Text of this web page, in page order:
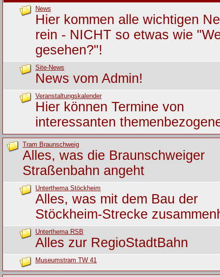
News
Hier kommen alle wichtigen
rein - NICHT so etwas wie
gesehen?"!
Site-News
News vom Admin!
Veranstaltungskalender
Hier können Termine von
interessanten
Tram Braunschweig
Alles, was die Braunschweiger
Straßenbahn angeht
Unterthema Stöckheim
Alles, was mit dem Bau der
Stöckheim-Strecke
Unterthema RSB
Alles zur RegioStadtBahn
Museumstram TW 41